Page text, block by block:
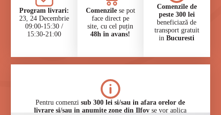
⁠Program livrari:
23, 24 Decembrie
09:00-15:30 /
15:30-21:00
Comenzilese pot
face direct pe
site, cu cel puțin
48h în avans!
Comenzile de
peste 300 lei
beneficiază de
transport gratuit
inBucuresti
⁠Pentru comenzisub 300 lei si/sau in afara orelor de
livrare si/sau in anumite zone din Ilfov se vor aplica